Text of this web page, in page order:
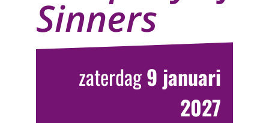
Sinners
zaterdag9 januari
2027